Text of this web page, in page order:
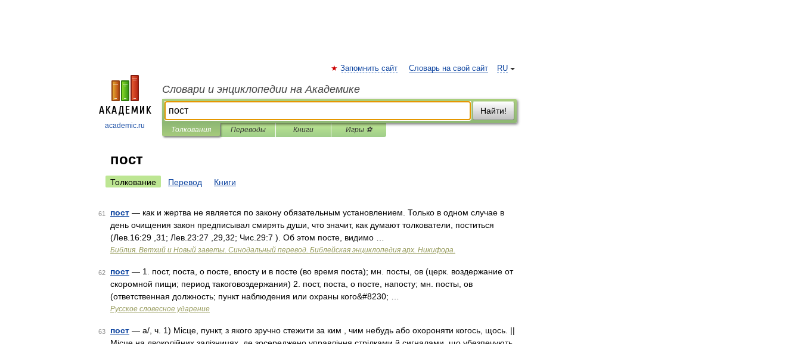
academic.ru
RU
Запомнить сайт Словарь на свой сайт
Словари и энциклопедии на Академике
Найти!
Толкования Переводы Книги Игры ⚽
пост
Толкование Перевод Книги
61 пост — как и жертва не является по закону обязательным установлением. Только в одном случае в
день очищения закон предписывал смирять души, что значит, как думают толкователи, поститься
(Лев.16:29 ,31; Лев.23:27 ,29,32; Чис.29:7 ). Об этом посте, видимо …
Библия. Ветхий и Новый заветы. Синодальный перевод. Библейская энциклопедия арх. Никифора.
62 пост — 1. пост, поста, о посте, впосту и в посте (во время поста); мн. посты, ов (церк. воздержание от
скоромной пищи; период такоговоздержания) 2. пост, поста, о посте, напосту; мн. посты, ов
(ответственная должность; пункт наблюдения или охраны кого&#8230; …
Русское словесное ударение
63 пост — а/, ч. 1) Місце, пункт, з якого зручно стежити за ким , чим небудь або охороняти когось, щось. ||